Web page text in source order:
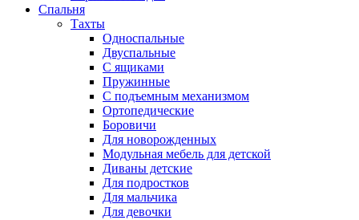
Спальня
Тахты
Односпальные
Двуспальные
С ящиками
Пружинные
С подъемным механизмом
Ортопедические
Боровичи
Для новорожденных
Модульная мебель для детской
Диваны детские
Для подростков
Для мальчика
Для девочки